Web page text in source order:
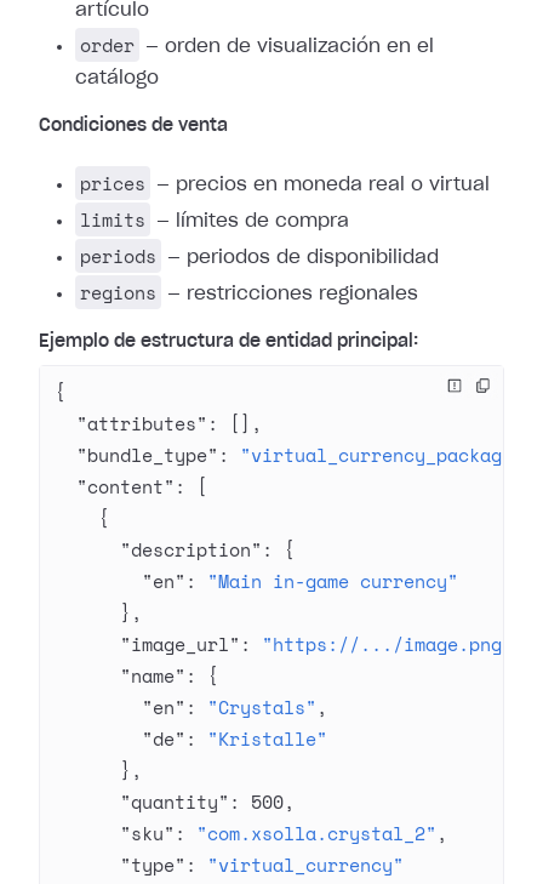
artículo
order
— orden de visualización en el
catálogo
Condiciones de venta
prices — precios en moneda real o virtual
limits — límites de compra
periods — periodos de disponibilidad
regions — restricciones regionales
Ejemplo de estructura de entidad principal:
{
  "attributes"
: [],
  "bundle_type"
: "virtual_currency_package"
  "content"
: [
    {
      "description"
: {
        "en"
: "Main in-game currency"
      },
      "image_url"
: "https://.../image.png"
      "name"
: {
        "en"
: "Crystals" ,
        "de"
: "Kristalle"
      },
      "quantity"
: 500,
      "sku"
: "com.xsolla.crystal_2" ,
      "type"
: "virtual_currency"